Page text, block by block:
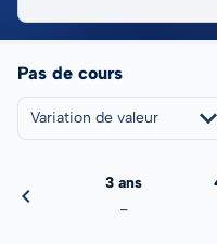
Pas de cours
Variation de valeur
3 ans
-